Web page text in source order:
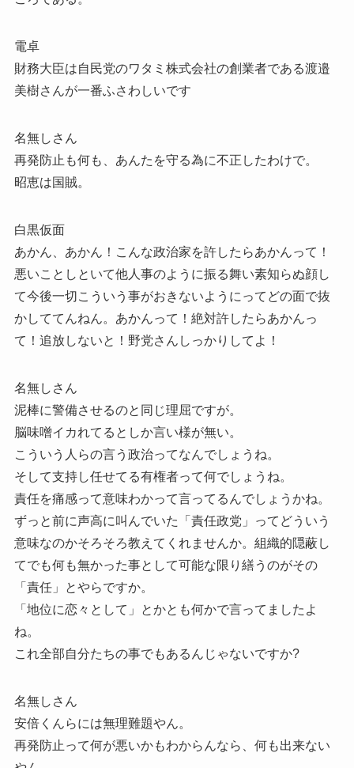
電卓
財務大臣は自民党のワタミ株式会社の創業者である渡邉
美樹さんが一番ふさわしいです
名無しさん
再発防止も何も、あんたを守る為に不正したわけで。
昭恵は国賊。
白黒仮面
あかん、あかん！こんな政治家を許したらあかんって！
悪いことしといて他人事のように振る舞い素知らぬ顔し
て今後一切こういう事がおきないようにってどの面で抜
かしててんねん。あかんって！絶対許したらあかんっ
て！追放しないと！野党さんしっかりしてよ！
名無しさん
泥棒に警備させるのと同じ理屈ですが。
脳味噌イカれてるとしか言い様が無い。
こういう人らの言う政治ってなんでしょうね。
そして支持し任せてる有権者って何でしょうね。
責任を痛感って意味わかって言ってるんでしょうかね。
ずっと前に声高に叫んでいた「責任政党」ってどういう
意味なのかそろそろ教えてくれませんか。組織的隠蔽し
てでも何も無かった事として可能な限り繕うのがその
「責任」とやらですか。
「地位に恋々として」とかとも何かで言ってましたよ
ね。
これ全部自分たちの事でもあるんじゃないですか?
名無しさん
安倍くんらには無理難題やん。
再発防止って何が悪いかもわからんなら、何も出来ない